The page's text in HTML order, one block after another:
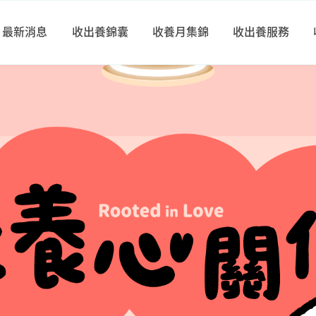
最新消息 收出養錦囊 收養月集錦 收出養服務